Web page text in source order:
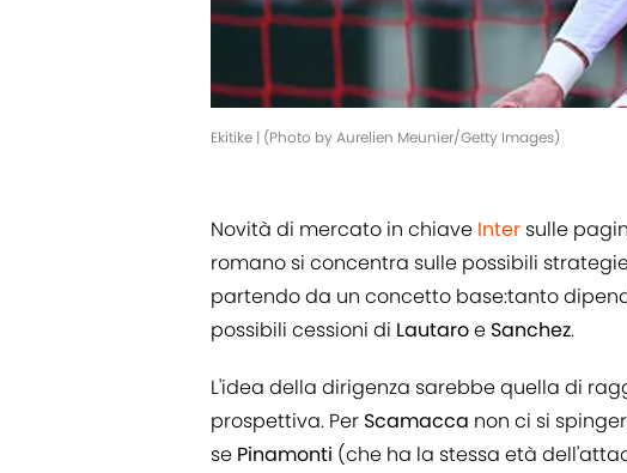
Ekitike | (Photo by Aurelien Meunier/Getty Images)
Novità di mercato in chiave Inter sulle
romano si concentra sulle possibili
partendo da un concetto base:tanto
possibili cessioni di Lautaroe Sanchez.
L'idea della dirigenza sarebbe quella di
prospettiva. Per Scamacca non ci si
se Pinamonti (che ha la stessa età